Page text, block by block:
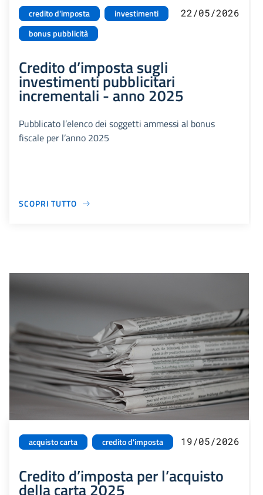
credito d'imposta
investimenti
bonus pubblicità
22/05/2026
Credito d’imposta sugli
investimenti pubblicitari
incrementali - anno 2025
Pubblicato l’elenco dei soggetti ammessi al bonus
fiscale per l’anno 2025
SCOPRI TUTTO
acquisto carta credito d'imposta 19/05/2026
Credito d’imposta per l’acquisto
della carta 2025